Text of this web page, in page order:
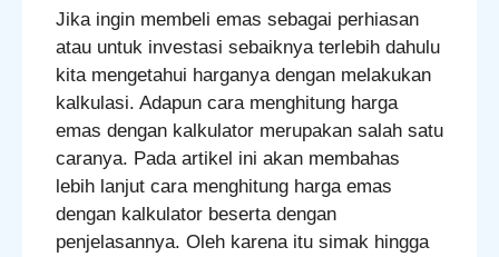
Jika ingin membeli emas sebagai perhiasan
atau untuk investasi sebaiknya terlebih dahulu
kita mengetahui harganya dengan melakukan
kalkulasi. Adapun cara menghitung harga
emas dengan kalkulator merupakan salah satu
caranya. Pada artikel ini akan membahas
lebih lanjut cara menghitung harga emas
dengan kalkulator beserta dengan
penjelasannya. Oleh karena itu simak hingga